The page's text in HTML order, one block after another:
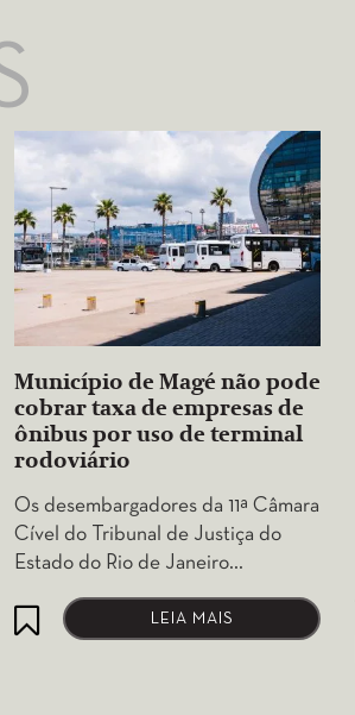
Município de Magé não pode
cobrar taxa de empresas de
ônibus por uso de terminal
rodoviário
Os desembargadores da 11ª Câmara
Cível do Tribunal de Justiça do
Estado do Rio de Janeiro…
LEIA MAIS